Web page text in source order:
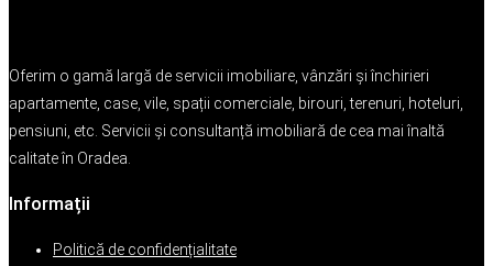
Oferim o gamă largă de servicii imobiliare, vânzări și închirieri
apartamente, case, vile, spații comerciale, birouri, terenuri, hoteluri,
pensiuni, etc. Servicii și consultanță imobiliară de cea mai înaltă
calitate în Oradea.
Informații
Politică de confidențialitate